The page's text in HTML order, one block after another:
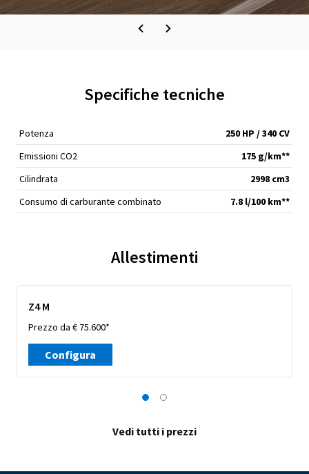
Specifiche tecniche
Potenza
250 HP / 340 CV
Emissioni CO2
175 g/km**
Cilindrata
2998 cm3
Consumo di carburante combinato
7.8 l/100 km**
Allestimenti
Z4 M
Prezzo da € 75.600*
Configura
Vedi tutti i prezzi